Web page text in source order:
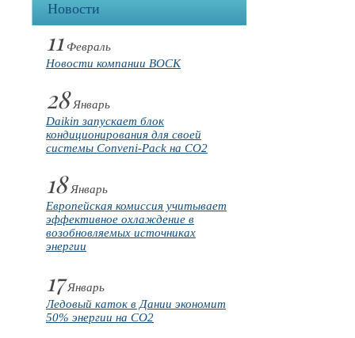
Новости
11 Февраль
Новости компании BOCK
28Январь
Daikin запускает блок
кондиционирования для своей
системы Conveni-Pack на CO2
18Январь
Европейская комиссия учитывает
эффективное охлаждение в
возобновляемых источниках
энергии
17Январь
Ледовый каток в Дании экономит
50% энергии на CO2